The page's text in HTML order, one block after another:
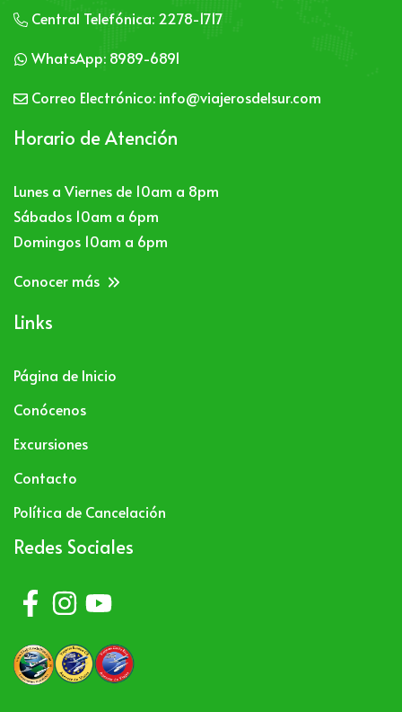
Central Telefónica: 2278-1717
WhatsApp: 8989-6891
Correo Electrónico: info@viajerosdelsur.com
Horario de Atención
Lunes a Viernes de 10am a 8pm
Sábados 10am a 6pm
Domingos 10am a 6pm
Conocer más
Links
Página de Inicio
Conócenos
Excursiones
Contacto
Política de Cancelación
Redes Sociales